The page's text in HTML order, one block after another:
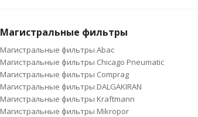
Магистральные фильтры
Магистральные фильтры Abac
Магистральные фильтры Chicago Pneumatic
Магистральные фильтры Comprag
Магистральные фильтры DALGAKIRAN
Магистральные фильтры Kraftmann
Магистральные фильтры Mikropor